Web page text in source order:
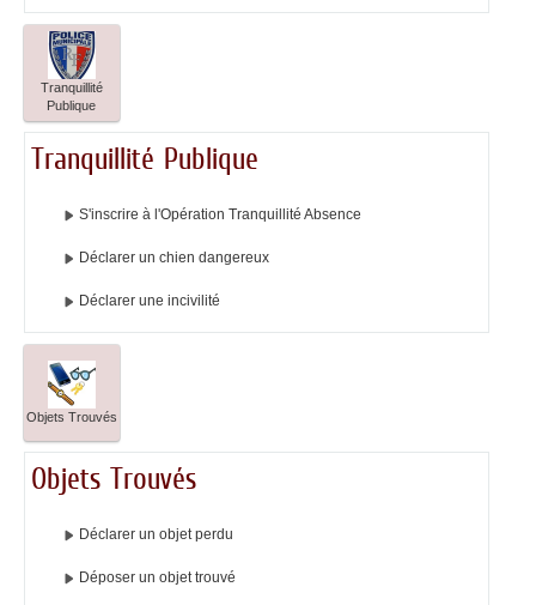
Tranquillité
Publique
Tranquillité Publique
S'inscrire à l'Opération Tranquillité Absence
Déclarer un chien dangereux
Déclarer une incivilité
Objets Trouvés
Objets Trouvés
Déclarer un objet perdu
Déposer un objet trouvé